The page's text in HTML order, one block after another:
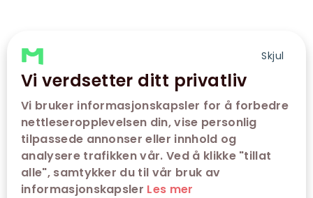
Skjul
Vi verdsetter ditt privatliv
Vi bruker informasjonskapsler for å forbedre
nettleseropplevelsen din, vise personlig
tilpassede annonser eller innhold og
analysere trafikken vår. Ved å klikke "tillat
alle", samtykker du til vår bruk av
informasjonskapsler Les mer